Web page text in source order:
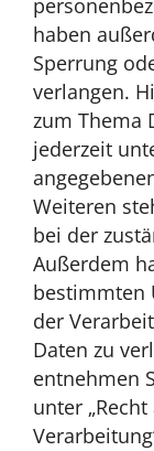
haben
Sperrung
verlangen.
zum Thema
jederzeit
Weiteren
bei der
Außerdem
bestimmten
der
Daten zu
entnehmen
unter